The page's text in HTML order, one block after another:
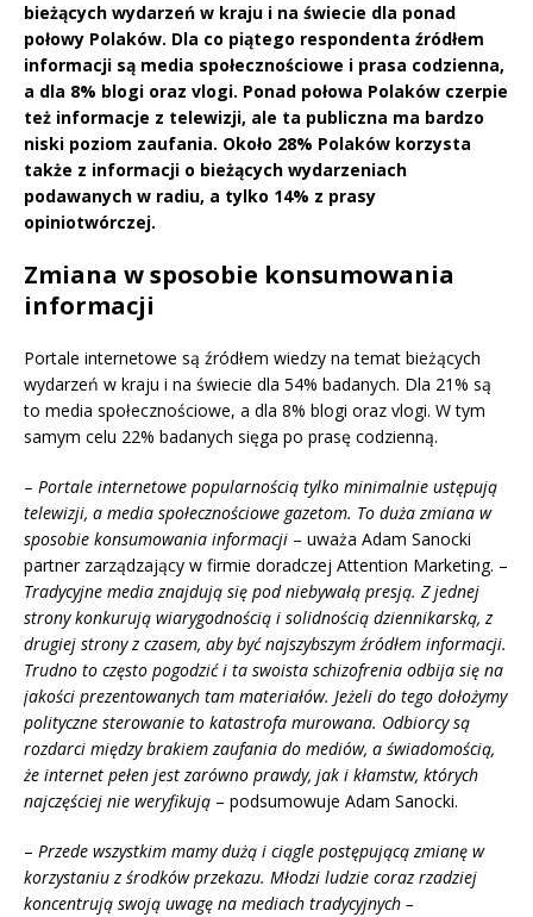
bieżących wydarzeń w kraju i na świecie dla ponad
połowy Polaków. Dla co piątego respondenta źródłem
informacji są media społecznościowe i prasa codzienna,
a dla 8% blogi oraz vlogi. Ponad połowa Polaków czerpie
też informacje z telewizji, ale ta publiczna ma bardzo
niski poziom zaufania. Około 28% Polaków korzysta
także z informacji o bieżących wydarzeniach
podawanych w radiu, a tylko 14% z prasy
opiniotwórczej.
Zmiana w sposobie konsumowania
informacji
Portale internetowe są źródłem wiedzy na temat bieżących
wydarzeń w kraju i na świecie dla 54% badanych. Dla 21% są
to media społecznościowe, a dla 8% blogi oraz vlogi. W tym
samym celu 22% badanych sięga po prasę codzienną.
– Portale internetowe popularnością tylko minimalnie ustępują
telewizji, a media społecznościowe gazetom. To duża zmiana w
sposobie konsumowania informacji – uważa Adam Sanocki
partner zarządzający w firmie doradczej Attention Marketing. –
Tradycyjne media znajdują się pod niebywałą presją. Z jednej
strony konkurują wiarygodnością i solidnością dziennikarską, z
drugiej strony z czasem, aby być najszybszym źródłem informacji.
Trudno to często pogodzić i ta swoista schizofrenia odbija się na
jakości prezentowanych tam materiałów. Jeżeli do tego dołożymy
polityczne sterowanie to katastrofa murowana. Odbiorcy są
rozdarci między brakiem zaufania do mediów, a świadomością,
że internet pełen jest zarówno prawdy, jak i kłamstw, których
najczęściej nie weryfikują – podsumowuje Adam Sanocki.
– Przede wszystkim mamy dużą i ciągle postępującą zmianę w
korzystaniu z środków przekazu. Młodzi ludzie coraz rzadziej
koncentrują swoją uwagę na mediach tradycyjnych –